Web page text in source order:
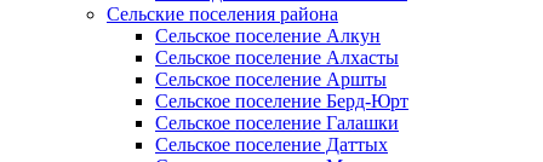
Сельские поселения района
Сельское поселение Алкун
Сельское поселение Алхасты
Сельское поселение Аршты
Сельское поселение Берд-Юрт
Сельское поселение Галашки
Сельское поселение Даттых